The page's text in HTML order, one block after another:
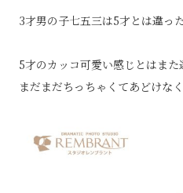
3才男の子七五三は5才とは違っ
5才のカッコ可愛い感じとはま
まだまだちっちゃくてあどけな